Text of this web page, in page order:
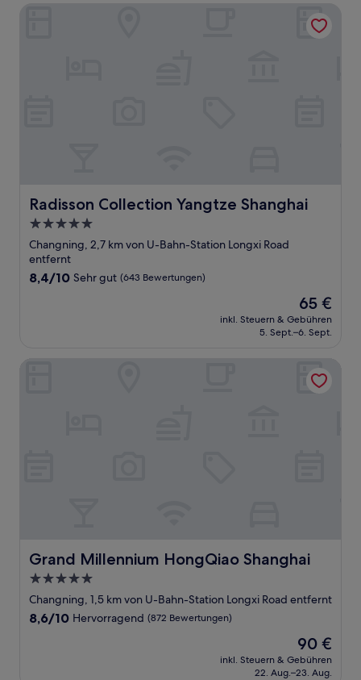
Radisson Collection Yangtze Shanghai
Radisson Collection Yangtze Shanghai
5.0-
Sterne-
Unterkunft
Changning, 2,7 km von U-Bahn-Station Longxi Road
entfernt
8.4
Bewertungen)
8,4/10 Sehr gut (643 Bewertungen)
Der
Preis
beträgt
65 €
inkl. Steuern & Gebühren
5. Sept.–6. Sept.
Grand Millennium HongQiao Shanghai
Grand Millennium HongQiao Shanghai
5.0-
Sterne-
Unterkunft
Changning, 1,5 km von U-Bahn-Station Longxi Road entfernt
8.6
8,6/10 Hervorragend (872 Bewertungen)
Der
Preis
beträgt
90 €
inkl. Steuern & Gebühren
22. Aug.–23. Aug.